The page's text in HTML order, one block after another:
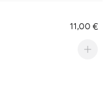
11,00 €